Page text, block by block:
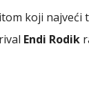
koji
Endi Rodik